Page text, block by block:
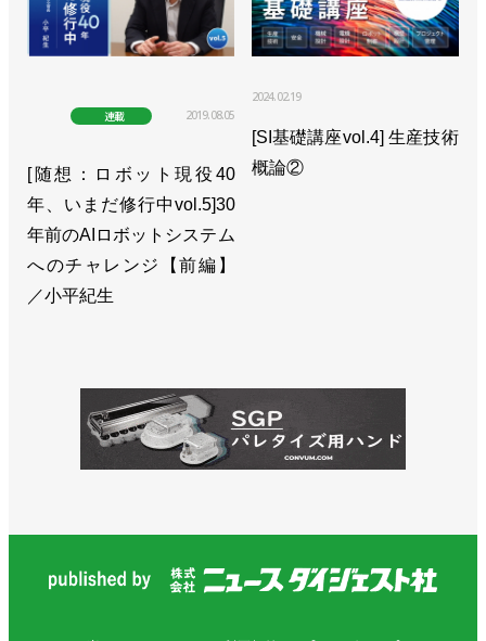
連載 2019.08.05
[随想：ロボット現役40
年、いまだ修行中vol.5]30
年前のAIロボットシステム
へのチャレンジ【前編】
／小平紀生
2024.02.19
[SI基礎講座vol.4] 生産技術
概論②